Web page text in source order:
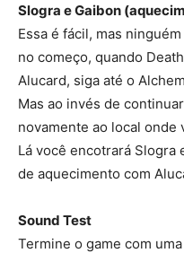
Slogra e Gaibon
Essa é fácil, mas
no começo, quando
Alucard, siga até o
Mas ao invés de
novamente ao local onde
Lá você encotrará Slogra
de aquecimento com
Sound Test
Termine o game com